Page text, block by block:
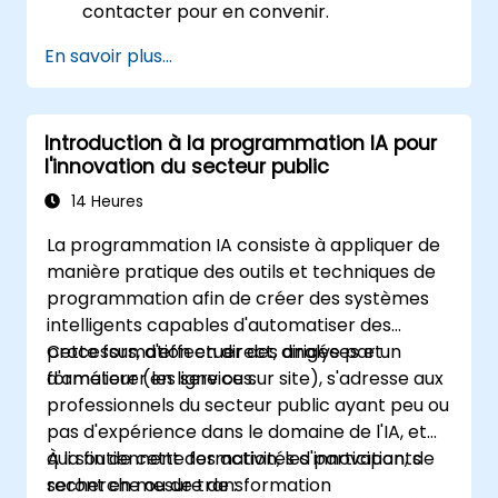
contacter pour en convenir.
En savoir plus...
Introduction à la programmation IA pour
l'innovation du secteur public
14 Heures
La programmation IA consiste à appliquer de
manière pratique des outils et techniques de
programmation afin de créer des systèmes
intelligents capables d'automatiser des
processus, d'effectuer des analyses et
d'améliorer les services.
Cette formation en direct, dirigée par un
formateur (en ligne ou sur site), s'adresse aux
professionnels du secteur public ayant peu ou
pas d'expérience dans le domaine de l'IA, et
qui soutiennent des activités d'innovation, de
recherche ou de transformation
À la fin de cette formation, les participants
seront en mesure de :